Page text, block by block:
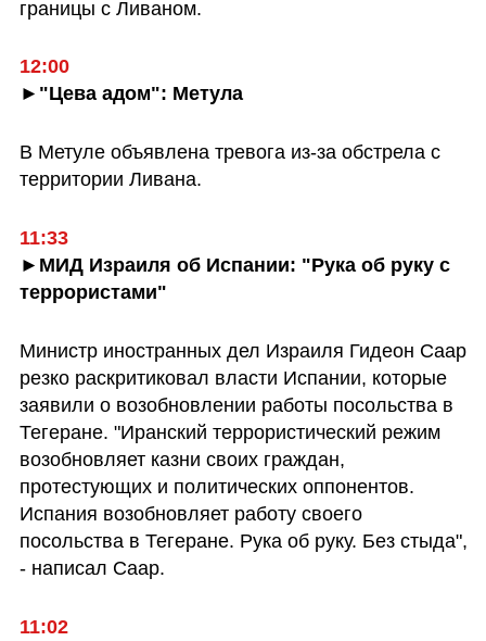
границы с Ливаном.
12:00
►"Цева адом": Метула
В Метуле объявлена тревога из-за обстрела с
территории Ливана.
11:33
►МИД Израиля об Испании: "Рука об руку с
террористами"
Министр иностранных дел Израиля Гидеон Саар
резко раскритиковал власти Испании, которые
заявили о возобновлении работы посольства в
Тегеране. "Иранский террористический режим
возобновляет казни своих граждан,
протестующих и политических оппонентов.
Испания возобновляет работу своего
посольства в Тегеране. Рука об руку. Без стыда",
- написал Саар.
11:02